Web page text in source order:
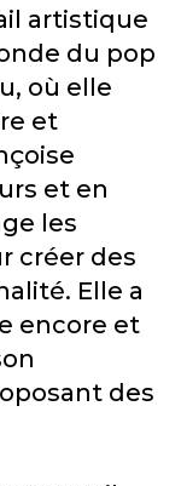
artistique
du pop
où elle
et
et en
les
créer des
Elle a
encore et
des